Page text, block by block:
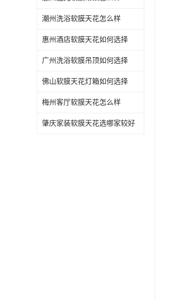
潮州洗浴软膜天花怎么样
惠州酒店软膜天花如何选择
广州洗浴软膜吊顶如何选择
佛山软膜天花灯箱如何选择
梅州客厅软膜天花怎么样
肇庆家装软膜天花选哪家较好